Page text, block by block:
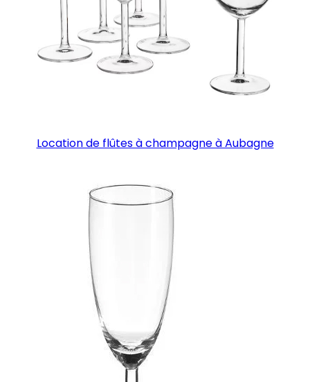
Location de flûtes à champagne à Aubagne